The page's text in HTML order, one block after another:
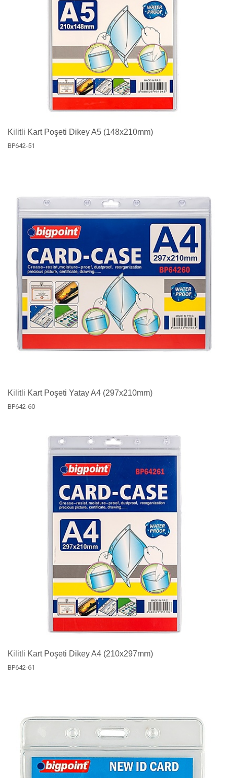
Kilitli Kart Poşeti Dikey A5 (148x210mm)
BP642-51
Kilitli Kart Poşeti Yatay A4 (297x210mm)
BP642-60
Kilitli Kart Poşeti Dikey A4 (210x297mm)
BP642-61